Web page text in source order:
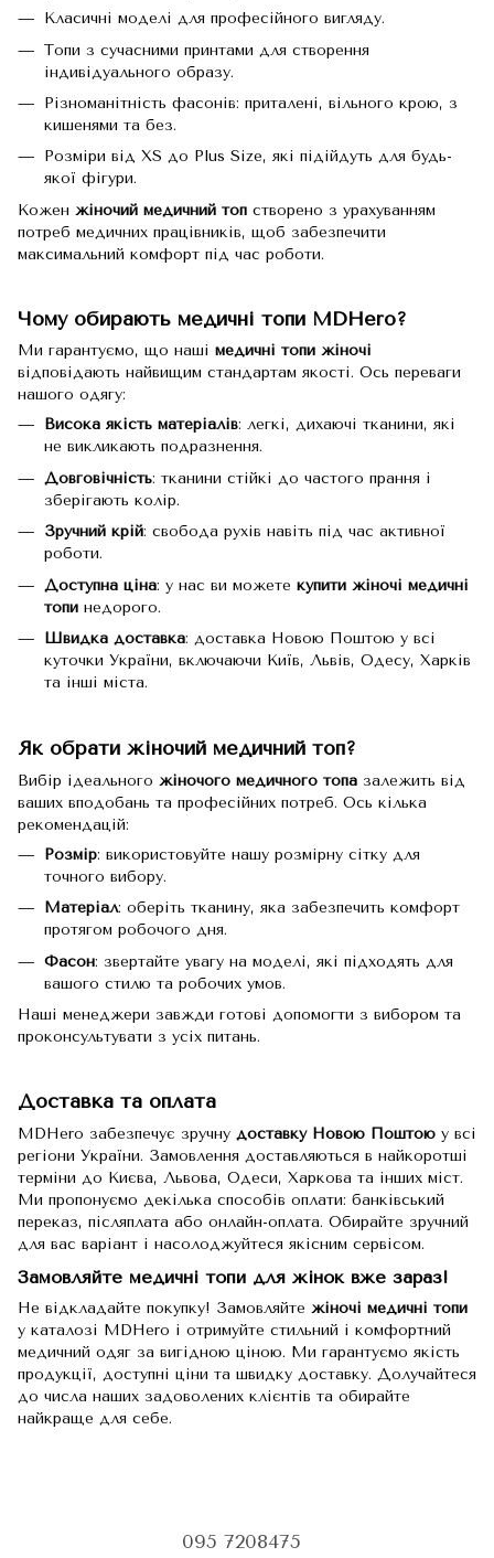
Класичні моделі для професійного вигляду.
Топи з сучасними принтами для створення
індивідуального образу.
Різноманітність фасонів: приталені, вільного крою, з
кишенями та без.
Розміри від XS до Plus Size, які підійдуть для будь-
якої фігури.
Кожен жіночий медичний топ створено з урахуванням
потреб медичних працівників, щоб забезпечити
максимальний комфорт під час роботи.
Чому обирають медичні топи MDHero?
Ми гарантуємо, що наші медичні топи жіночі
відповідають найвищим стандартам якості. Ось переваги
нашого одягу:
Висока якість матеріалів: легкі, дихаючі тканини, які
не викликають подразнення.
Довговічність: тканини стійкі до частого прання і
зберігають колір.
Зручний крій: свобода рухів навіть під час активної
роботи.
Доступна ціна: у нас ви можете купити жіночі медичні
топи недорого.
Швидка доставка: доставка Новою Поштою у всі
куточки України, включаючи Київ, Львів, Одесу, Харків
та інші міста.
Як обрати жіночий медичний топ?
Вибір ідеального жіночого медичного топа залежить від
ваших вподобань та професійних потреб. Ось кілька
рекомендацій:
Розмір: використовуйте нашу розмірну сітку для
точного вибору.
Матеріал: оберіть тканину, яка забезпечить комфорт
протягом робочого дня.
Фасон: звертайте увагу на моделі, які підходять для
вашого стилю та робочих умов.
Наші менеджери завжди готові допомогти з вибором та
проконсультувати з усіх питань.
Доставка та оплата
MDHero забезпечує зручну доставку Новою Поштою у всі
регіони України. Замовлення доставляються в найкоротші
терміни до Києва, Львова, Одеси, Харкова та інших міст.
Ми пропонуємо декілька способів оплати: банківський
переказ, післяплата або онлайн-оплата. Обирайте зручний
для вас варіант і насолоджуйтеся якісним сервісом.
Замовляйте медичні топи для жінок вже зараз!
Не відкладайте покупку! Замовляйте жіночі медичні топи
у каталозі MDHero і отримуйте стильний і комфортний
медичний одяг за вигідною ціною. Ми гарантуємо якість
продукції, доступні ціни та швидку доставку. Долучайтеся
до числа наших задоволених клієнтів та обирайте
найкраще для себе.
095 7208475